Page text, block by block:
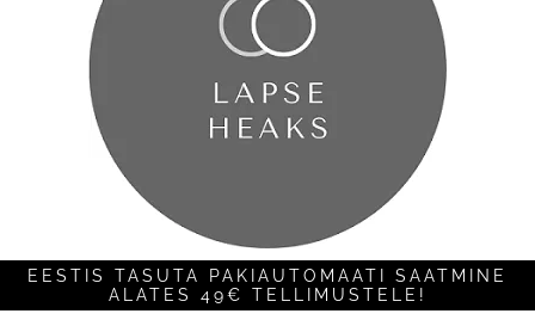
EESTIS TASUTA PAKIAUTOMAATI SAATMINE
ALATES 49€ TELLIMUSTELE!